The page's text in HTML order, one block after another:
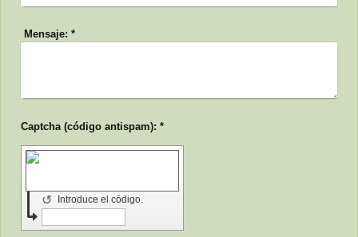
Mensaje: *
Captcha (código antispam): *
Introduce el código.
↺